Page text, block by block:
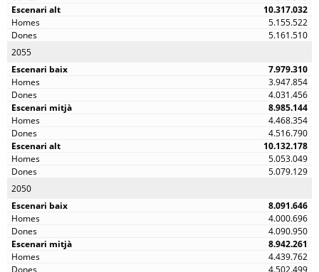
10.317.032
5.155.522
5.161.510
2055
7.979.310
3.947.854
4.031.456
8.985.144
4.468.354
4.516.790
10.132.178
5.053.049
5.079.129
2050
8.091.646
4.000.696
4.090.950
8.942.261
4.439.762
4.502.499